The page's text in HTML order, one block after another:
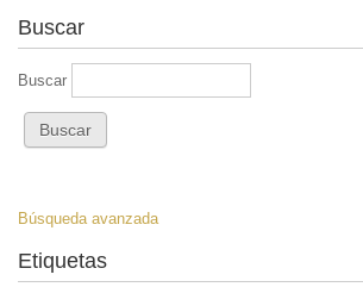
Buscar
Buscar
Búsqueda avanzada
Etiquetas